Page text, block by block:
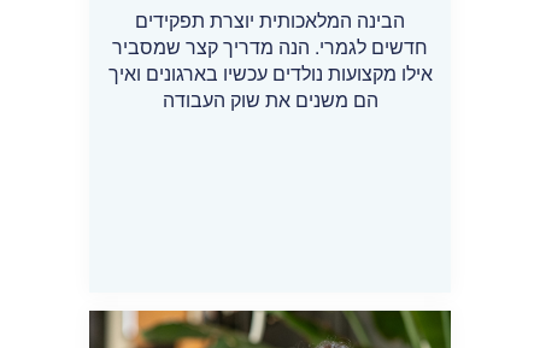
הבינה המלאכותית יוצרת תפקידים
חדשים לגמרי. הנה מדריך קצר שמסביר
אילו מקצועות נולדים עכשיו בארגונים ואיך
הם משנים את שוק העבודה